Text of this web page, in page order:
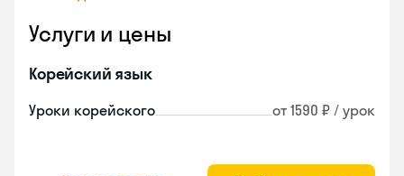
Услуги и цены
Корейский язык
Уроки корейского от 1590 ₽ / урок